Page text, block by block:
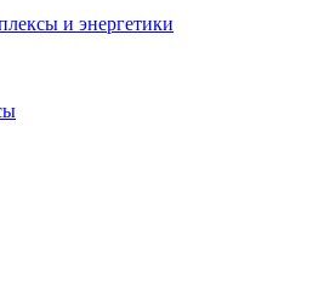
и энергетики